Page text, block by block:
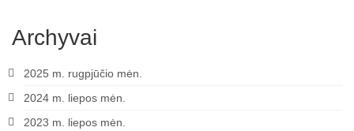
Archyvai
2025 m. rugpjūčio mėn.
2024 m. liepos mėn.
2023 m. liepos mėn.